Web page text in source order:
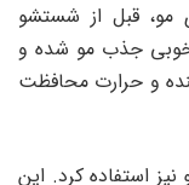
مو، قبل از شستشو
جذب مو شده و
و حرارت محافظت
استفاده کرد. این